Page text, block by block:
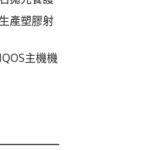
產塑膠射
主機機